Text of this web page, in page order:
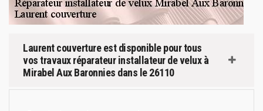
Laurent couverture est disponible pour tous
vos travaux réparateur installateur de velux à
Mirabel Aux Baronnies dans le 26110